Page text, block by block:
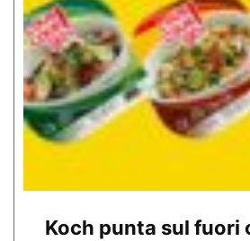
Koch punta sul fuori